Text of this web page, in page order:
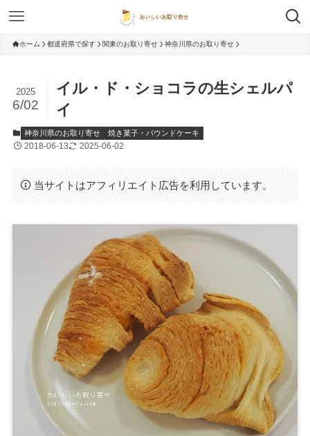
ホーム 都道府県で探す 関東のお取り寄せ 神奈川県のお取り寄せ
イル・ド・ショコラの生シェルパ
イ
2025
6/02
神奈川県のお取り寄せ 焼き菓子・パウンドケーキ
2018-06-13 2025-06-02
当サイトはアフィリエイト広告を利用しています。